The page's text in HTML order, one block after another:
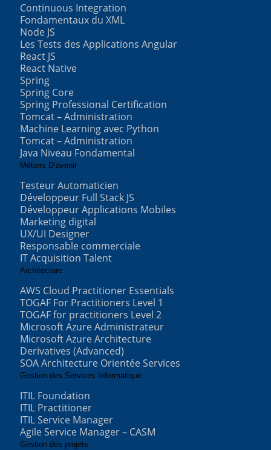
Continuous Integration
Fondamentaux du XML
Node JS
Les Tests des Applications Angular
React JS
React Native
Spring
Spring Core
Spring Professional Certification
Tomcat – Administration
Machine Learning avec Python
Tomcat – Administration
Java Niveau Fondamental
Métiers D’avenir
Testeur Automaticien
Développeur Full Stack JS
Développeur Applications Mobiles
Marketing digital
UX/UI Designer
Responsable commerciale
IT Acquisition Talent
Architecture
AWS Cloud Practitioner Essentials
TOGAF For Practitioners Level 1
TOGAF for practitioners Level 2
Microsoft Azure Administrateur
Microsoft Azure Architecture
Derivatives (Advanced)
SOA Architecture Orientée Services
Gestion des Services Informatique
ITIL Foundation
ITIL Practitioner
ITIL Service Manager
Agile Service Manager – CASM
Gestion des projets